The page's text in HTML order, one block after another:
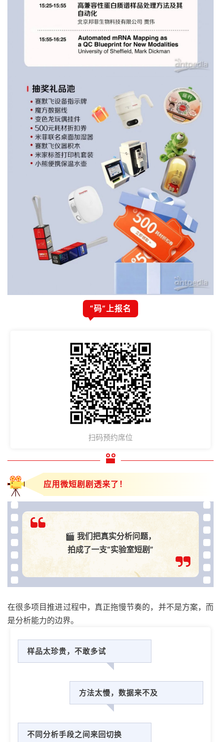
“码”上报名
扫码预约席位
应用微短剧剧透来了！
🎬 我们把真实分析问题，
拍成了一支“实验室短剧”
在很多项目推进过程中，真正拖慢节奏的，并不是方案，而
是分析能力的边界。
样品太珍贵，不敢多试
方法太慢，数据来不及
不同分析手段之间来回切换